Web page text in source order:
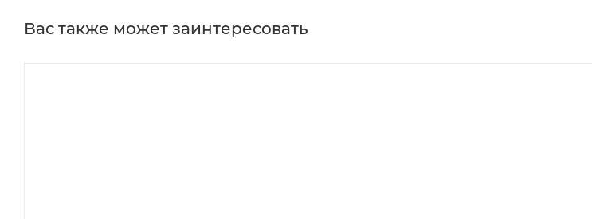
Вас также может заинтересовать